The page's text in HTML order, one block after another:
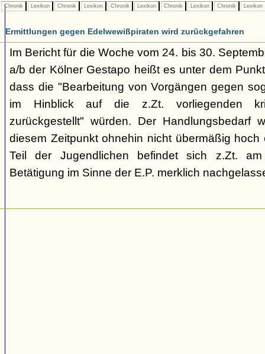
Chronik Lexikon Chronik Lexikon Chronik Lexikon Chronik Lexikon Chronik Lexikon
Ermittlungen gegen Edelwewißpiraten wird zurückgefahren
Im Bericht für die Woche vom 24. bis 30.
a/b der Kölner Gestapo heißt es unter dem
dass die "Bearbeitung von Vorgängen gegen
im Hinblick auf die z.Zt. vorliegenden
zurückgestellt" würden. Der Handlungsbedarf
diesem Zeitpunkt ohnehin nicht übermäßig hoch
Teil der Jugendlichen befindet sich z.Zt.
Betätigung im Sinne der E.P. merklich